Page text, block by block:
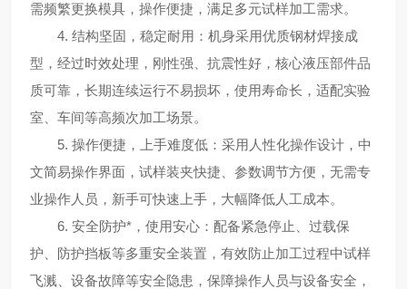
需频繁更换模具，操作便捷，满足多元试样加工需求。
4. 结构坚固，稳定耐用：机身采用优质钢材焊接成
型，经过时效处理，刚性强、抗震性好，核心液压部件品
质可靠，长期连续运行不易损坏，使用寿命长，适配实验
室、车间等高频次加工场景。
5. 操作便捷，上手难度低：采用人性化操作设计，中
文简易操作界面，试样装夹快捷、参数调节方便，无需专
业操作人员，新手可快速上手，大幅降低人工成本。
6. 安全防护*，使用安心：配备紧急停止、过载保
护、防护挡板等多重安全装置，有效防止加工过程中试样
飞溅、设备故障等安全隐患，保障操作人员与设备安全，